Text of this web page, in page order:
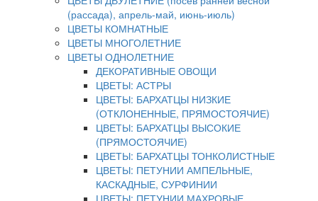
(рассада), апрель-май, июнь-июль)
ЦВЕТЫ КОМНАТНЫЕ
ЦВЕТЫ МНОГОЛЕТНИЕ
ЦВЕТЫ ОДНОЛЕТНИЕ
ДЕКОРАТИВНЫЕ ОВОЩИ
ЦВЕТЫ: АСТРЫ
ЦВЕТЫ: БАРХАТЦЫ НИЗКИЕ
(ОТКЛОНЕННЫЕ, ПРЯМОСТОЯЧИЕ)
ЦВЕТЫ: БАРХАТЦЫ ВЫСОКИЕ
(ПРЯМОСТОЯЧИЕ)
ЦВЕТЫ: БАРХАТЦЫ ТОНКОЛИСТНЫЕ
ЦВЕТЫ: ПЕТУНИИ АМПЕЛЬНЫЕ,
КАСКАДНЫЕ, СУРФИНИИ
ЦВЕТЫ: ПЕТУНИИ МАХРОВЫЕ